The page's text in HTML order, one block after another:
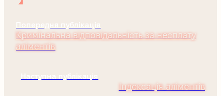
Попередня публікація
Кримінальна відповідальність за несплату
аліментів
Наступна публікація
Індексація аліментів